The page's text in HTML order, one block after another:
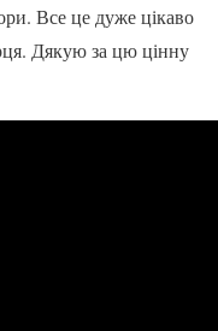
Все це дуже цікаво
Дякую за цю цінну